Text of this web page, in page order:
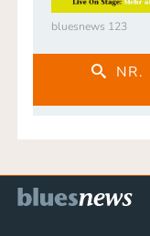
bluesnews 123
NR.